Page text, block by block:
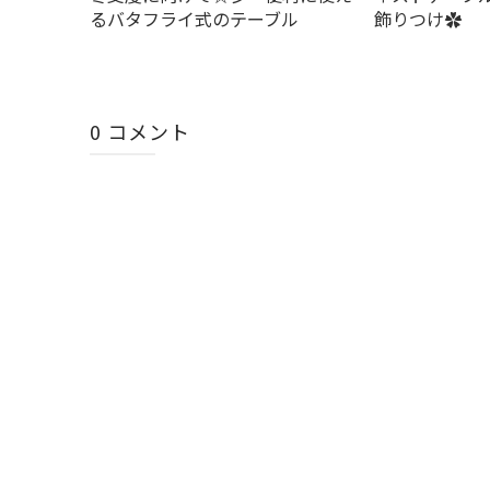
るバタフライ式のテーブル
飾りつけ✿
0 コメント